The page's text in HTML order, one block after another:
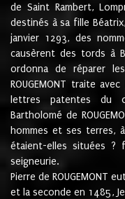
de Saint Rambert,
destinés à sa fille
janvier 1293, des
causèrent des tords à
ordonna de réparer
ROUGEMONT traite
lettres patentes du
Bartholomé de
hommes et ses terres,
étaient-elles situées
seigneurie.
Pierre de ROUGEMONT
et la seconde en 1485,